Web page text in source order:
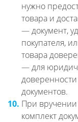
нужно
товара и
— документ,
покупателя,
товара
— для
документов.
10. При вручении
комплект